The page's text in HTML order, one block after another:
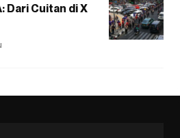
Dari Cuitan di X